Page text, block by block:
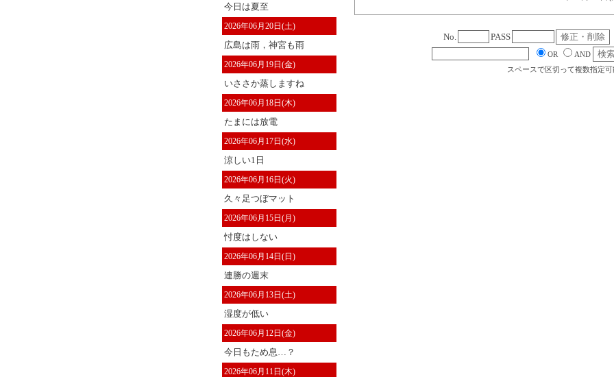
今日は夏至
2026年06月20日(土)
広島は雨，神宮も雨
2026年06月19日(金)
いささか蒸しますね
2026年06月18日(木)
たまには放電
2026年06月17日(水)
涼しい1日
2026年06月16日(火)
久々足つぼマット
2026年06月15日(月)
忖度はしない
2026年06月14日(日)
連勝の週末
2026年06月13日(土)
湿度が低い
2026年06月12日(金)
今日もため息…？
2026年06月11日(木)
No. PASS
OR
AND
スペースで区切って複数指定可